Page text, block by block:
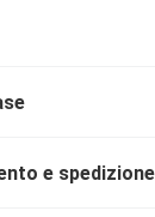
e spedizione